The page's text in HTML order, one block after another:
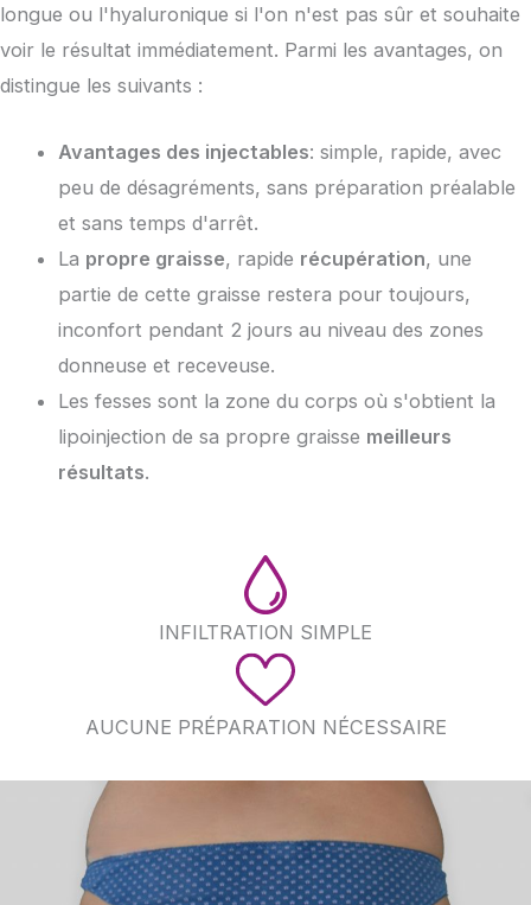
longue ou l'hyaluronique si l'on n'est pas sûr et souhaite
voir le résultat immédiatement. Parmi les avantages, on
distingue les suivants :
Avantages des injectables: simple, rapide, avec
peu de désagréments, sans préparation préalable
et sans temps d'arrêt.
La propre graisse, rapide récupération, une
partie de cette graisse restera pour toujours,
inconfort pendant 2 jours au niveau des zones
donneuse et receveuse.
Les fesses sont la zone du corps où s'obtient la
lipoinjection de sa propre graisse meilleurs
résultats.
INFILTRATION SIMPLE
AUCUNE PRÉPARATION NÉCESSAIRE